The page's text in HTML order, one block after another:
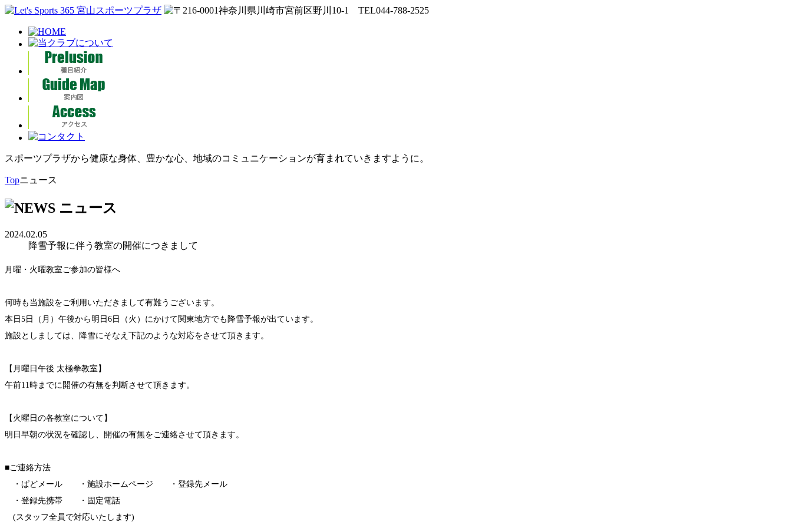
スポーツプラザから健康な身体、豊かな心、地域のコミュニケーションが育まれていきますように。
Topニュース
2024.02.05
降雪予報に伴う教室の開催につきまして
月曜・火曜教室ご参加の皆様へ
何時も当施設をご利用いただきまして有難うございます。
本日5日（月）午後から明日6日（火）にかけて関東地方でも降雪予報が出ています。
施設としましては、降雪にそなえ下記のような対応をさせて頂きます。
【月曜日午後 太極拳教室】
午前11時までに開催の有無を判断させて頂きます。
【火曜日の各教室について】
明日早朝の状況を確認し、開催の有無をご連絡させて頂きます。
■ご連絡方法
・ぱどメール ・施設ホームページ ・登録先メール
・登録先携帯 ・固定電話
(スタッフ全員で対応いたします)